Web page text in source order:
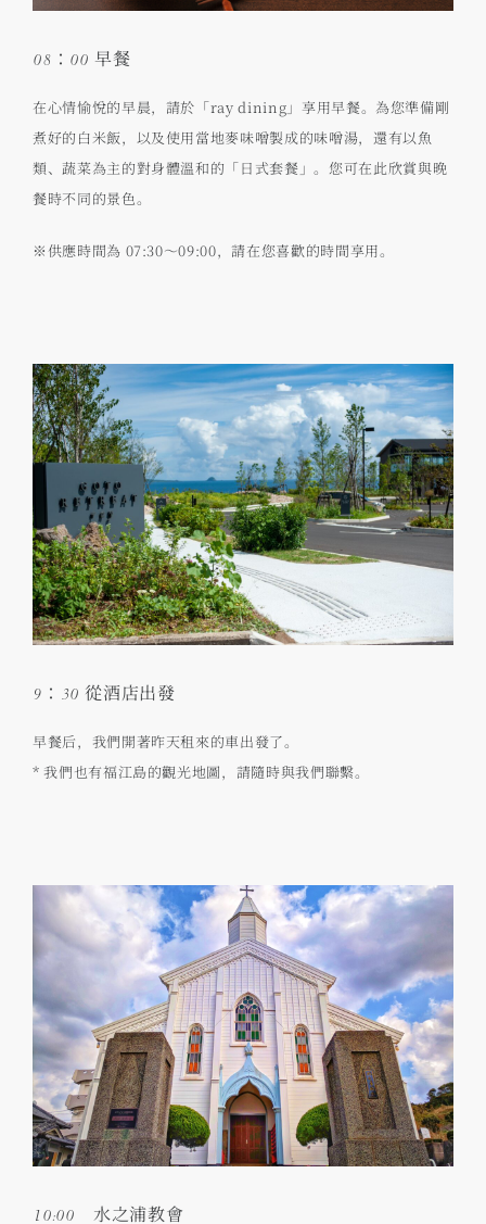
08：00 早餐
在心情愉悅的早晨，請於「ray dining」享用早餐。為您準備剛
煮好的白米飯，以及使用當地麥味噌製成的味噌湯，還有以魚
類、蔬菜為主的對身體溫和的「日式套餐」。您可在此欣賞與晚
餐時不同的景色。
※供應時間為 07:30～09:00，請在您喜歡的時間享用。
9：30 從酒店出發
早餐后，我們開著昨天租來的車出發了。
* 我們也有福江島的觀光地圖，請隨時與我們聯繫。
10:00 水之浦教會